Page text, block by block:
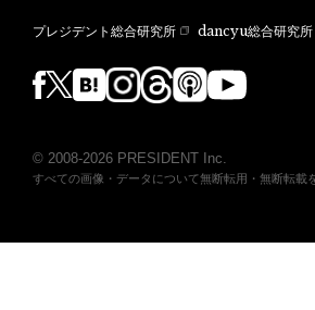
プレジデント総合研究所 dancyu総合研究所
© 2008-2026 PRESIDENT Inc.
すべての画像・データについて無断転用・無断転載